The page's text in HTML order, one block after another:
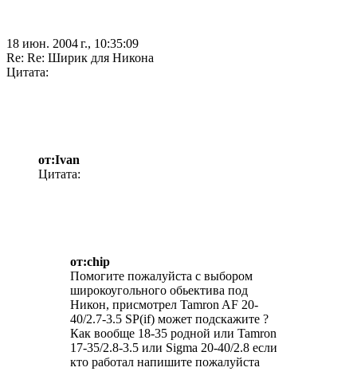
18 июн. 2004 г., 10:35:09
Re: Re: Ширик для Никона
Цитата:
от:Ivan
Цитата:
от:chip
Помогите пожалуйста с выбором
широкоугольного обьектива под
Никон, присмотрел Tamron AF 20-
40/2.7-3.5 SP(if) может подскажите ?
Как вообще 18-35 родной или Tamron
17-35/2.8-3.5 или Sigma 20-40/2.8 если
кто работал напишите пожалуйста